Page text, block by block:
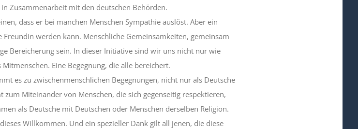
Zusammenarbeit mit den deutschen Behörden.
dass er bei manchen Menschen Sympathie auslöst. Aber ein
werden kann. Menschliche Gemeinsamkeiten, gemeinsam
Bereicherung sein. In dieser Initiative sind wir uns nicht nur wie
Eine Begegnung, die alle bereichert.
es zu zwischenmenschlichen Begegnungen, nicht nur als Deutsche
Miteinander von Menschen, die sich gegenseitig respektieren,
als Deutsche mit Deutschen oder Menschen derselben Religion.
Willkommen. Und ein spezieller Dank gilt all jenen, die diese